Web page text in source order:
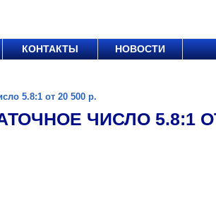
КОНТАКТЫ НОВОСТИ
5.8:1 от 20 500 р.
ЧИСЛО 5.8:1